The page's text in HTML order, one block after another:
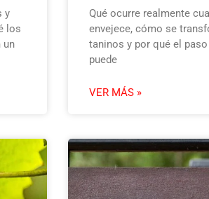
y
los
un
Qué ocurre realmente
envejece, cómo se
taninos y por qué el
puede
VER MÁS »